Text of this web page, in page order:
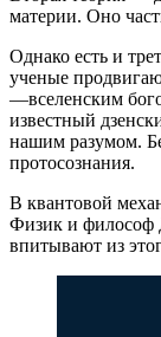
материи. Оно
Однако есть и
ученые
—вселенским
известный
нашим разумом.
протосознания.
В квантовой
Физик и философ
впитывают из